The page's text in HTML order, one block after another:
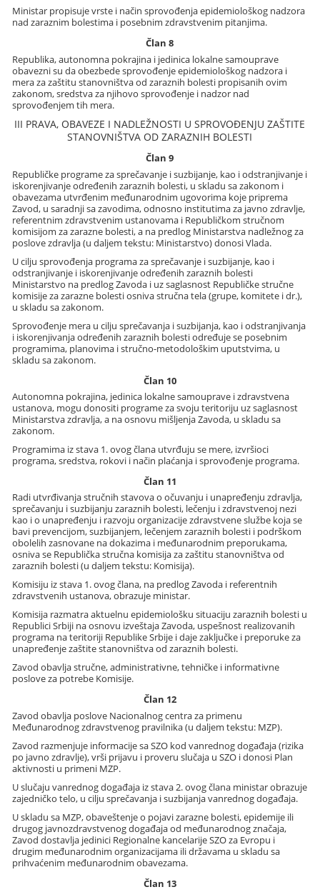
Ministar propisuje vrste i način sprovođenja epidemiološkog nadzora
nad zaraznim bolestima i posebnim zdravstvenim pitanjima.
Član 8
Republika, autonomna pokrajina i jedinica lokalne samouprave
obavezni su da obezbede sprovođenje epidemiološkog nadzora i
mera za zaštitu stanovništva od zaraznih bolesti propisanih ovim
zakonom, sredstva za njihovo sprovođenje i nadzor nad
sprovođenjem tih mera.
III PRAVA, OBAVEZE I NADLEŽNOSTI U SPROVOĐENJU ZAŠTITE
STANOVNIŠTVA OD ZARAZNIH BOLESTI
Član 9
Republičke programe za sprečavanje i suzbijanje, kao i odstranjivanje i
iskorenjivanje određenih zaraznih bolesti, u skladu sa zakonom i
obavezama utvrđenim međunarodnim ugovorima koje priprema
Zavod, u saradnji sa zavodima, odnosno institutima za javno zdravlje,
referentnim zdravstvenim ustanovama i Republičkom stručnom
komisijom za zarazne bolesti, a na predlog Ministarstva nadležnog za
poslove zdravlja (u daljem tekstu: Ministarstvo) donosi Vlada.
U cilju sprovođenja programa za sprečavanje i suzbijanje, kao i
odstranjivanje i iskorenjivanje određenih zaraznih bolesti
Ministarstvo na predlog Zavoda i uz saglasnost Republičke stručne
komisije za zarazne bolesti osniva stručna tela (grupe, komitete i dr.),
u skladu sa zakonom.
Sprovođenje mera u cilju sprečavanja i suzbijanja, kao i odstranjivanja
i iskorenjivanja određenih zaraznih bolesti određuje se posebnim
programima, planovima i stručno-metodološkim uputstvima, u
skladu sa zakonom.
Član 10
Autonomna pokrajina, jedinica lokalne samouprave i zdravstvena
ustanova, mogu donositi programe za svoju teritoriju uz saglasnost
Ministarstva zdravlja, a na osnovu mišljenja Zavoda, u skladu sa
zakonom.
Programima iz stava 1. ovog člana utvrđuju se mere, izvršioci
programa, sredstva, rokovi i način plaćanja i sprovođenje programa.
Član 11
Radi utvrđivanja stručnih stavova o očuvanju i unapređenju zdravlja,
sprečavanju i suzbijanju zaraznih bolesti, lečenju i zdravstvenoj nezi
kao i o unapređenju i razvoju organizacije zdravstvene službe koja se
bavi prevencijom, suzbijanjem, lečenjem zaraznih bolesti i podrškom
obolelih zasnovane na dokazima i međunarodnim preporukama,
osniva se Republička stručna komisija za zaštitu stanovništva od
zaraznih bolesti (u daljem tekstu: Komisija).
Komisiju iz stava 1. ovog člana, na predlog Zavoda i referentnih
zdravstvenih ustanova, obrazuje ministar.
Komisija razmatra aktuelnu epidemiološku situaciju zaraznih bolesti u
Republici Srbiji na osnovu izveštaja Zavoda, uspešnost realizovanih
programa na teritoriji Republike Srbije i daje zaključke i preporuke za
unapređenje zaštite stanovništva od zaraznih bolesti.
Zavod obavlja stručne, administrativne, tehničke i informativne
poslove za potrebe Komisije.
Član 12
Zavod obavlja poslove Nacionalnog centra za primenu
Međunarodnog zdravstvenog pravilnika (u daljem tekstu: MZP).
Zavod razmenjuje informacije sa SZO kod vanrednog događaja (rizika
po javno zdravlje), vrši prijavu i proveru slučaja u SZO i donosi Plan
aktivnosti u primeni MZP.
U slučaju vanrednog događaja iz stava 2. ovog člana ministar obrazuje
zajedničko telo, u cilju sprečavanja i suzbijanja vanrednog događaja.
U skladu sa MZP, obaveštenje o pojavi zarazne bolesti, epidemije ili
drugog javnozdravstvenog događaja od međunarodnog značaja,
Zavod dostavlja jedinici Regionalne kancelarije SZO za Evropu i
drugim međunarodnim organizacijama ili državama u skladu sa
prihvaćenim međunarodnim obavezama.
Član 13